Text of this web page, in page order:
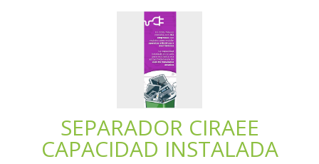
SEPARADOR CIRAEE
CAPACIDAD INSTALADA